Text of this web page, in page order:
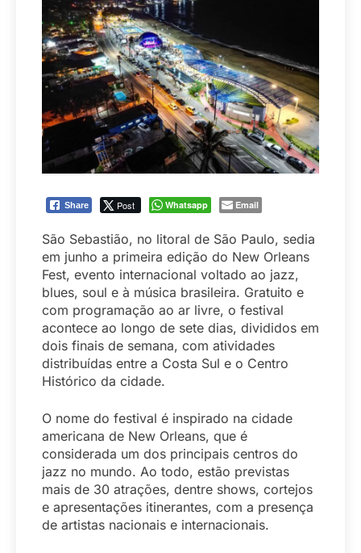
Share Post Whatsapp Email
São Sebastião, no litoral de São Paulo, sedia
em junho a primeira edição do New Orleans
Fest, evento internacional voltado ao jazz,
blues, soul e à música brasileira. Gratuito e
com programação ao ar livre, o festival
acontece ao longo de sete dias, divididos em
dois finais de semana, com atividades
distribuídas entre a Costa Sul e o Centro
Histórico da cidade.
O nome do festival é inspirado na cidade
americana de New Orleans, que é
considerada um dos principais centros do
jazz no mundo. Ao todo, estão previstas
mais de 30 atrações, dentre shows, cortejos
e apresentações itinerantes, com a presença
de artistas nacionais e internacionais.